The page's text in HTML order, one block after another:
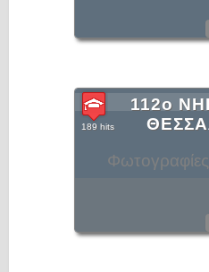
112ο
189 hits